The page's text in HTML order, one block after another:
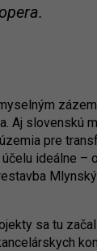
Aj slovenskú
pre
ideálne
sa tu